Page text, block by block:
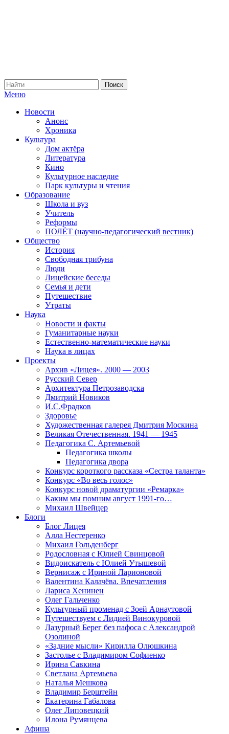
Меню
Новости
Анонс
Хроника
Культура
Дом актёра
Литература
Кино
Культурное наследие
Парк культуры и чтения
Образование
Школа и вуз
Учитель
Реформы
ПОЛЁТ (научно-педагогический вестник)
Общество
История
Свободная трибуна
Люди
Лицейские беседы
Семья и дети
Путешествие
Утраты
Наука
Новости и факты
Гуманитарные науки
Естественно-математические науки
Наука в лицах
Проекты
Архив «Лицея». 2000 — 2003
Русский Север
Архитектура Петрозаводска
Дмитрий Новиков
И.С.Фрадков
Здоровье
Художественная галерея Дмитрия Москина
Великая Отечественная. 1941 — 1945
Педагогика С. Артемьевой
Педагогика школы
Педагогика двора
Конкурс короткого рассказа «Сестра таланта»
Конкурс «Во весь голос»
Конкурс новой драматургии «Ремарка»
Каким мы помним август 1991-го…
Михаил Швейцер
Блоги
Блог Лицея
Алла Нестеренко
Михаил Гольденберг
Родословная с Юлией Свинцовой
Видоискатель с Юлией Утышевой
Вернисаж с Ириной Ларионовой
Валентина Калачёва. Впечатления
Лариса Хенинен
Олег Гальченко
Культурный променад с Зоей Арнаутовой
Путешествуем с Лидией Винокуровой
Лазурный Берег без пафоса с Александрой
Озолиной
«Задние мысли» Кирилла Олюшкина
Застолье с Владимиром Софиенко
Ирина Савкина
Светлана Артемьева
Наталья Мешкова
Владимир Берштейн
Екатерина Габалова
Олег Липовецкий
Илона Румянцева
Афиша